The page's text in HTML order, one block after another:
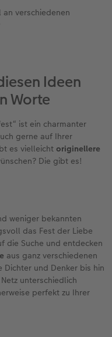
verschiedenen
Ideen
Worte
ist ein charmanter
gerne auf Ihrer
es vielleichtoriginellere
Die gibt es!
weniger bekannten
das Fest der Liebe
die Suche und entdecken
aus ganz verschiedenen
und Denker bis hin
unterschiedlich
perfekt zu Ihrer